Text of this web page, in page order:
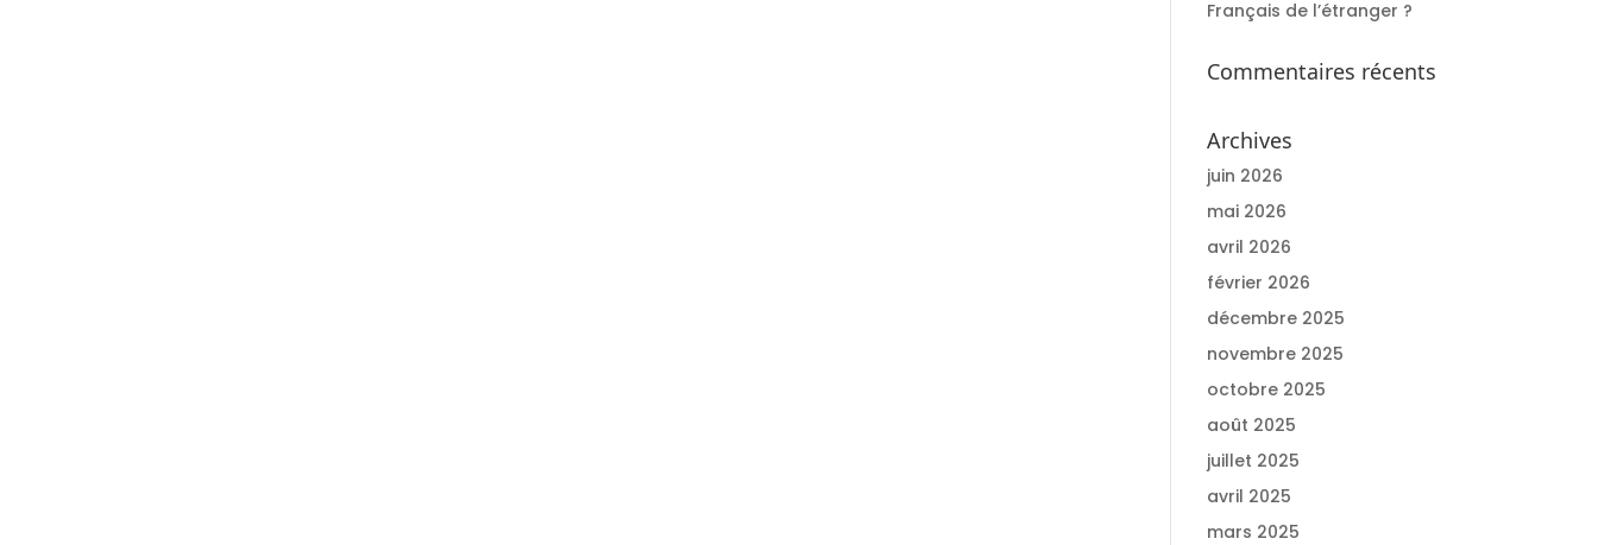
Français de l’étranger ?
Commentaires récents
Archives
juin 2026
mai 2026
avril 2026
février 2026
décembre 2025
novembre 2025
octobre 2025
août 2025
juillet 2025
avril 2025
mars 2025